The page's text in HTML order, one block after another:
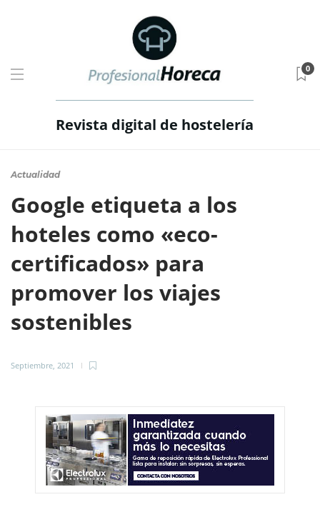
Revista digital de hostelería
0
Actualidad
Google etiqueta a los
hoteles como «eco-
certificados» para
promover los viajes
sostenibles
Septiembre, 2021